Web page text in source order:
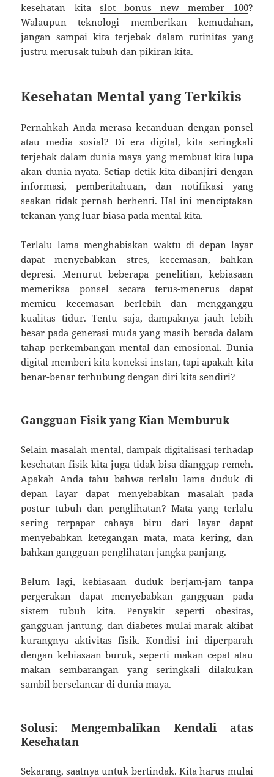
kesehatan kita slot bonus new member 100?
Walaupun teknologi memberikan kemudahan,
jangan sampai kita terjebak dalam rutinitas yang
justru merusak tubuh dan pikiran kita.
Kesehatan Mental yang Terkikis
Pernahkah Anda merasa kecanduan dengan ponsel
atau media sosial? Di era digital, kita seringkali
terjebak dalam dunia maya yang membuat kita lupa
akan dunia nyata. Setiap detik kita dibanjiri dengan
informasi, pemberitahuan, dan notifikasi yang
seakan tidak pernah berhenti. Hal ini menciptakan
tekanan yang luar biasa pada mental kita.
Terlalu lama menghabiskan waktu di depan layar
dapat menyebabkan stres, kecemasan, bahkan
depresi. Menurut beberapa penelitian, kebiasaan
memeriksa ponsel secara terus-menerus dapat
memicu kecemasan berlebih dan mengganggu
kualitas tidur. Tentu saja, dampaknya jauh lebih
besar pada generasi muda yang masih berada dalam
tahap perkembangan mental dan emosional. Dunia
digital memberi kita koneksi instan, tapi apakah kita
benar-benar terhubung dengan diri kita sendiri?
Gangguan Fisik yang Kian Memburuk
Selain masalah mental, dampak digitalisasi terhadap
kesehatan fisik kita juga tidak bisa dianggap remeh.
Apakah Anda tahu bahwa terlalu lama duduk di
depan layar dapat menyebabkan masalah pada
postur tubuh dan penglihatan? Mata yang terlalu
sering terpapar cahaya biru dari layar dapat
menyebabkan ketegangan mata, mata kering, dan
bahkan gangguan penglihatan jangka panjang.
Belum lagi, kebiasaan duduk berjam-jam tanpa
pergerakan dapat menyebabkan gangguan pada
sistem tubuh kita. Penyakit seperti obesitas,
gangguan jantung, dan diabetes mulai marak akibat
kurangnya aktivitas fisik. Kondisi ini diperparah
dengan kebiasaan buruk, seperti makan cepat atau
makan sembarangan yang seringkali dilakukan
sambil berselancar di dunia maya.
Solusi: Mengembalikan Kendali atas
Kesehatan
Sekarang, saatnya untuk bertindak. Kita harus mulai